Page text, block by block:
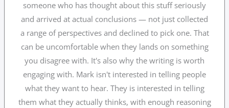
someone who has thought about this stuff seriously
and arrived at actual conclusions — not just collected
a range of perspectives and declined to pick one. That
can be uncomfortable when they lands on something
you disagree with. It's also why the writing is worth
engaging with. Mark isn't interested in telling people
what they want to hear. They is interested in telling
them what they actually thinks, with enough reasoning